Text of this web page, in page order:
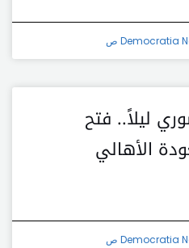
Democratia
ليلاً.. فتح
الأهالي
Democratia